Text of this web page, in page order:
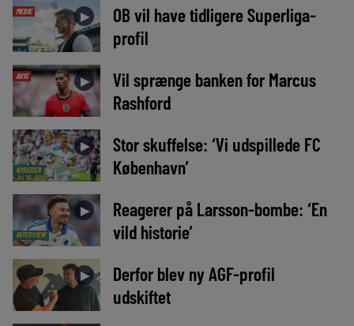
MEDIE ►
OB vil have tidligere Superliga-
profil
AVIS ►
Vil sprænge banken for Marcus
Rashford
NYHEDER
►
Stor skuffelse: ‘Vi udspillede FC
København’
INTERVIEW
►
Reagerer på Larsson-bombe: ‘En
vild historie’
►
Derfor blev ny AGF-profil
udskiftet